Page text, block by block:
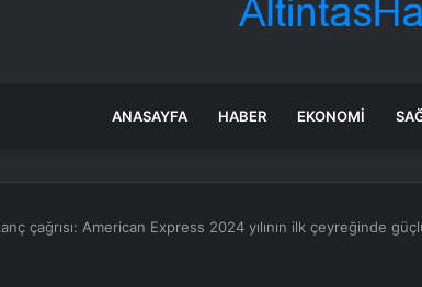
ANASAYFA HABER EKONOMI
çağrısı: American Express 2024 yılının ilk çeyreğinde